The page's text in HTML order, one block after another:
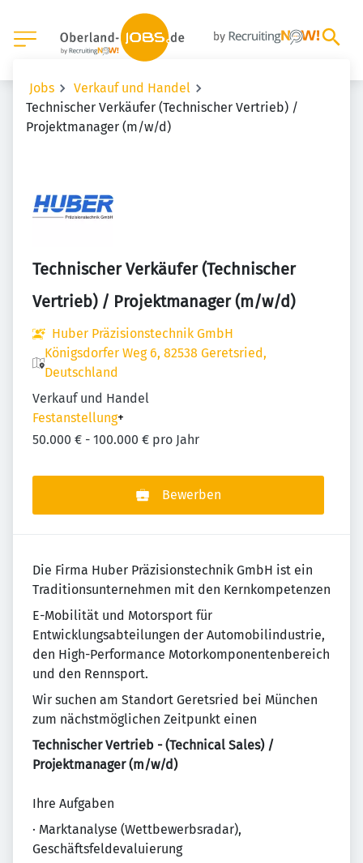
Jobs
Verkauf und Handel
Technischer Verkäufer (Technischer Vertrieb) /
Projektmanager (m/w/d)
Technischer Verkäufer (Technischer
Vertrieb) / Projektmanager (m/w/d)
Huber Präzisionstechnik GmbH
Königsdorfer Weg 6, 82538 Geretsried,
Deutschland
Verkauf und Handel
Festanstellung+
50.000 € - 100.000 € pro Jahr
Bewerben
Die Firma Huber Präzisionstechnik GmbH ist ein
Traditionsunternehmen mit den Kernkompetenzen
E-Mobilität und Motorsport für
Entwicklungsabteilungen der Automobilindustrie,
den High-Performance Motorkomponentenbereich
und den Rennsport.
Wir suchen am Standort Geretsried bei München
zum nächstmöglichen Zeitpunkt einen
Technischer Vertrieb - (Technical Sales) /
Projektmanager (m/w/d)
Ihre Aufgaben
· Marktanalyse (Wettbewerbsradar),
Geschäftsfeldevaluierung